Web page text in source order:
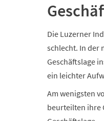
Die Luzerner
schlecht. In der
Geschäftslage
ein leichter
Am wenigsten
beurteilten ihre